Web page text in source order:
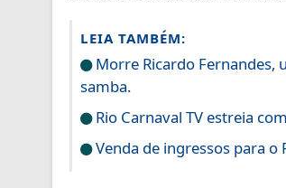
LEIA TAMBÉM:
Morre Ricardo Fernandes,
samba.
Rio Carnaval TV estreia
Venda de ingressos para o